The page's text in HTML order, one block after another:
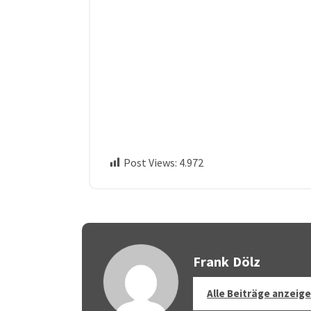
Post Views: 4.972
Frank Dölz
Alle Beiträge